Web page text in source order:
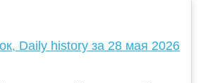
Daily history за 28 мая 2026